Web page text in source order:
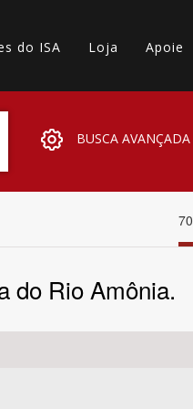
do ISA Loja Apoie
BUSCA AVANÇADA
70
do Rio Amônia.